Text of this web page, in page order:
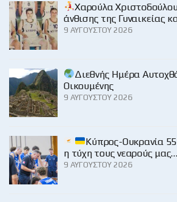
Χαρούλα
άνθισης της Γυναικείας
9 ΑΥΓΟΎΣΤΟΥ 2026
Διεθνής Ημέρα
Οικουμένης
9 ΑΥΓΟΎΣΤΟΥ 2026
Κύπρος-Ουκρανία
η τύχη τους νεαρούς μας…
9 ΑΥΓΟΎΣΤΟΥ 2026